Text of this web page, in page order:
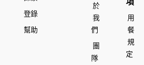
登錄
幫助
於
我
們
團
隊
用
餐
規
定